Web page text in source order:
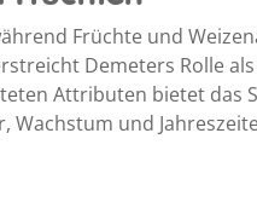
Früchte und
Demeters Rolle
Attributen bietet das
Wachstum und